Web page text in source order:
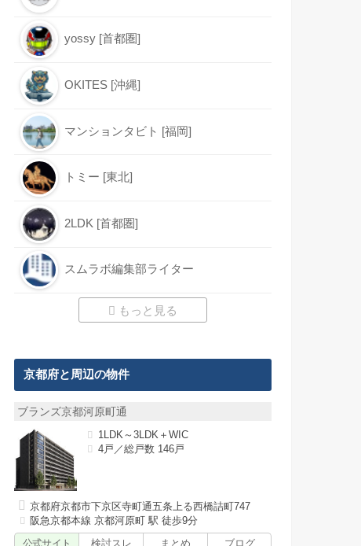
yossy [首都圏]
OKITES [沖縄]
マンションタビト [福岡]
トミー [東北]
2LDK [首都圏]
スムラボ編集部ライター
もっと見る
京都府と周辺の物件
ブランズ京都河原町通
1LDK～3LDK＋WIC
4戸／総戸数 146戸
京都府京都市下京区寺町通五条上る西橋詰町747
阪急京都本線 京都河原町 駅 徒歩9分
公式サイト
検討スレ まとめ ブログ